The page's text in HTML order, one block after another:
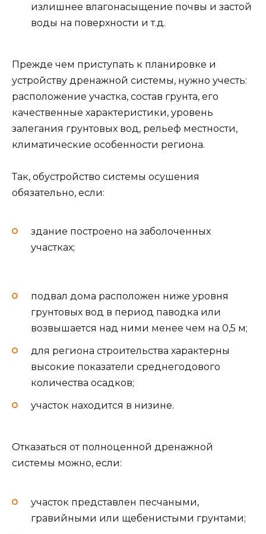
излишнее влагонасыщение почвы и застой
воды на поверхности и т.д.
Прежде чем приступать к планировке и
устройству дренажной системы, нужно учесть:
расположение участка, состав грунта, его
качественные характеристики, уровень
залегания грунтовых вод, рельеф местности,
климатические особенности региона.
Так, обустройство системы осушения
обязательно, если:
здание построено на заболоченных
участках;
подвал дома расположен ниже уровня
грунтовых вод в период паводка или
возвышается над ними менее чем на 0,5 м;
для региона строительства характерны
высокие показатели среднегодового
количества осадков;
участок находится в низине.
Отказаться от полноценной дренажной
системы можно, если:
участок представлен песчаными,
гравийными или щебенистыми грунтами;